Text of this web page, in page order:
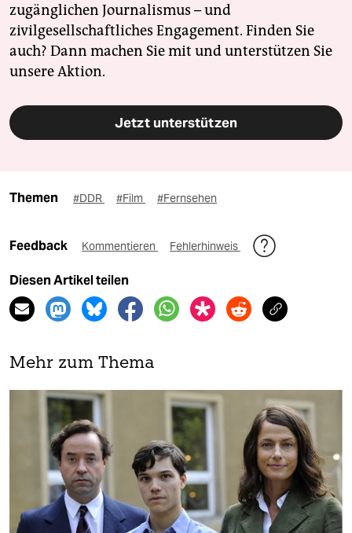
zugänglichen Journalismus – und
zivilgesellschaftliches Engagement. Finden Sie
auch? Dann machen Sie mit und unterstützen Sie
unsere Aktion.
Jetzt unterstützen
Themen #DDR #Film #Fernsehen
Feedback Kommentieren Fehlerhinweis
Diesen Artikel teilen
Mehr zum Thema